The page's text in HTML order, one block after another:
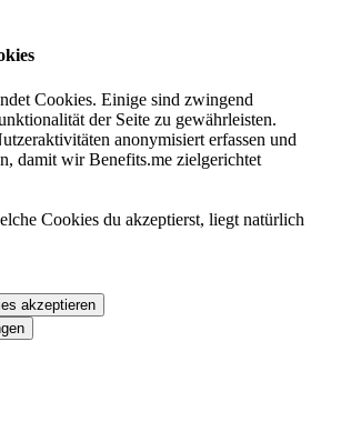
Cookies. Einige sind zwingend
der Seite zu gewährleisten.
anonymisiert erfassen und
damit wir Benefits.me zielgerichtet
Cookies du akzeptierst, liegt natürlich
akzeptieren